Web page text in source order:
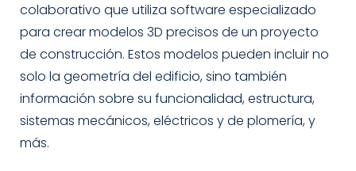
colaborativo que utiliza software especializado
para crear modelos 3D precisos de un proyecto
de construcción. Estos modelos pueden incluir no
solo la geometría del edificio, sino también
información sobre su funcionalidad, estructura,
sistemas mecánicos, eléctricos y de plomería, y
más.